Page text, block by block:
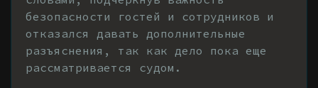
безопасности гостей и сотрудников и
отказался давать дополнительные
разъяснения, так как дело пока еще
рассматривается судом.